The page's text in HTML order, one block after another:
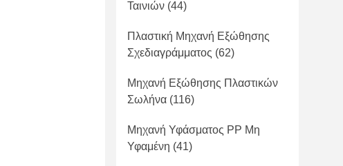
Ταινιών (44)
Πλαστική Μηχανή Εξώθησης
Σχεδιαγράμματος (62)
Μηχανή Εξώθησης Πλαστικών
Σωλήνα (116)
Μηχανή Υφάσματος PP Μη
Υφαμένη (41)